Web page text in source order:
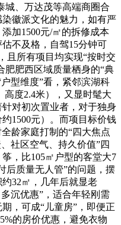
城、万达茂等高端商圈合
徽派文化的魅力，如有严
加1500元/㎡的拆修成本
不及格，自驾15分钟可
且所有项目均实现“按时交
肥肥西区域质量栖身的“典
型维度”看，紧邻滨湖科
高度2.4米），又显时髦大
对初次置业者，对于独身
1500元）。而项目标价钱
龄家庭打制的“四大焦点
社区空气、持久价值”四
，比105㎡户型的客堂大7
后质量无人管”的问题，摆
32㎡，几年后就显老
沉优惠”，适合年轻刚需
，可成“儿童房”，即便正
的房价优惠，避免衣物